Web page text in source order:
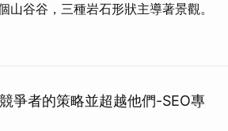
谷谷，三種岩石形狀主導著景觀。
爭者的策略並超越他們-SEO專